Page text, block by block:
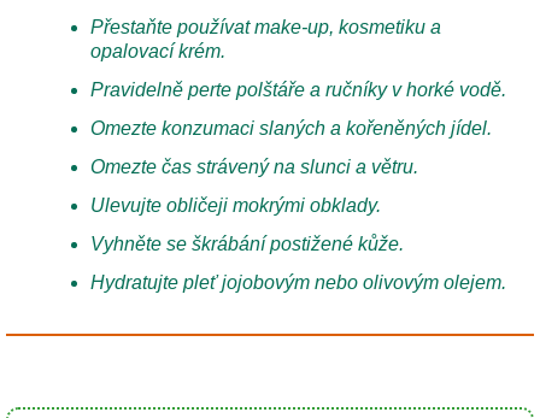
Přestaňte používat make-up, kosmetiku a
opalovací krém.
Pravidelně perte polštáře a ručníky v horké vodě.
Omezte konzumaci slaných a kořeněných jídel.
Omezte čas strávený na slunci a větru.
Ulevujte obličeji mokrými obklady.
Vyhněte se škrábání postižené kůže.
Hydratujte pleť jojobovým nebo olivovým olejem.